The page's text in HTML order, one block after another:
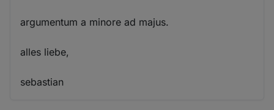
argumentum a minore ad majus.
alles liebe,
sebastian